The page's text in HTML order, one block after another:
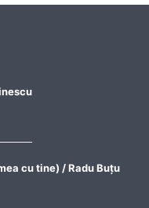
cu tine) / Radu Buțu